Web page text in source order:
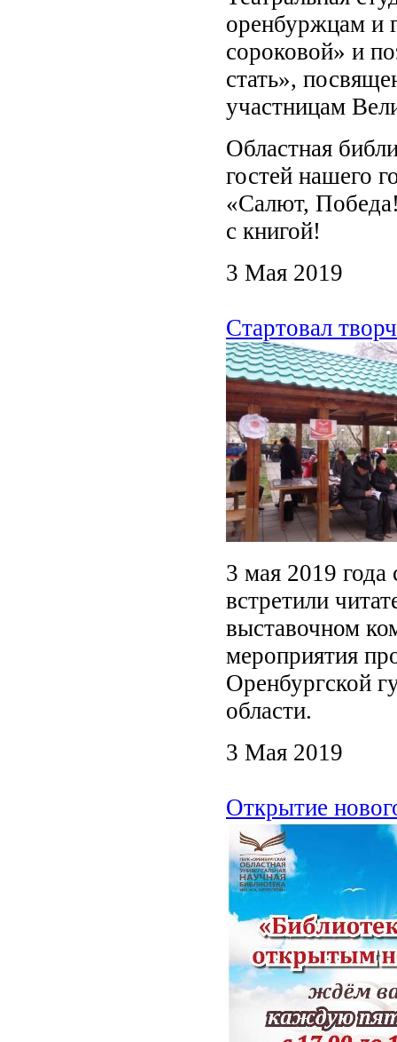
оренбуржцам и
сороковой» и
стать»,
участницам
Областная
гостей нашего
«Салют,
с книгой!
3 Мая 2019
Стартовал
3 мая 2019
встретили
выставочном
мероприятия
Оренбургской
области.
3 Мая 2019
Открытие